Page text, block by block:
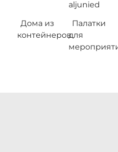
aljunied
Дома из
контейнеров
Палатки
для